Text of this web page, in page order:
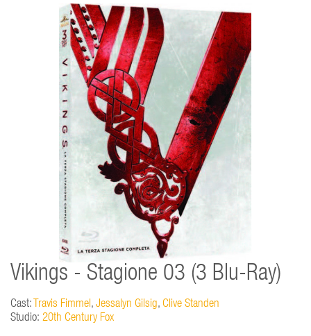
Vikings - Stagione 03 (3 Blu-Ray)
Cast: Travis Fimmel, Jessalyn Gilsig, Clive Standen
Studio: 20th Century Fox